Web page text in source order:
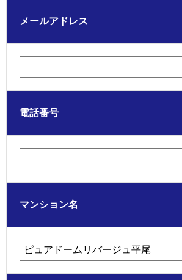
メールアドレス
電話番号
マンション名